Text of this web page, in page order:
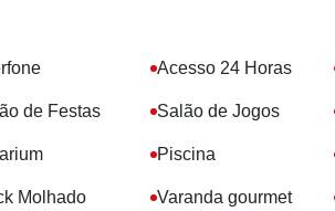
Acesso 24 Horas
de Festas Salão de Jogos
Piscina
Molhado Varanda gourmet